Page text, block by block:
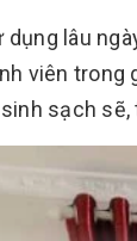
dụng lâu
viên trong
sạch